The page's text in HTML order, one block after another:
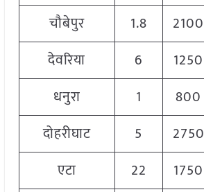
चौबेपुर
1.8 2100
देवरिया
6 1250
धनुरा
1 800
दोहरीघाट
5 2750
एटा
22 1750